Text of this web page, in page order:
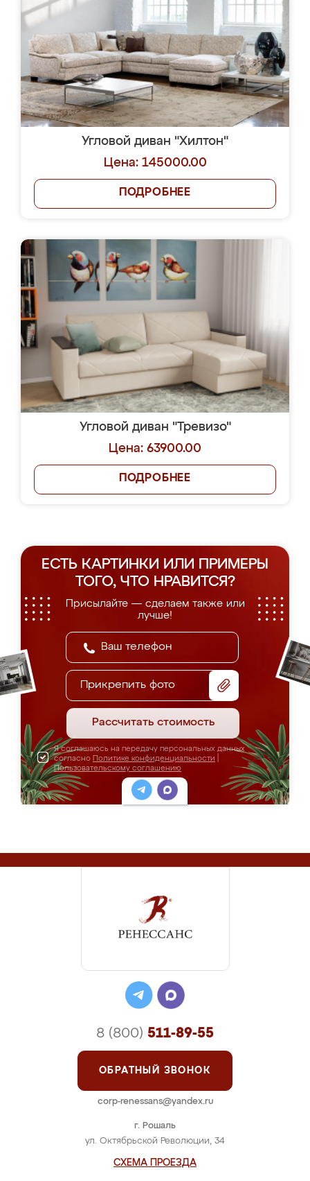
Угловой диван "Хилтон"
Цена: 145000.00
ПОДРОБНЕЕ
Угловой диван "Тревизо"
Цена: 63900.00
ПОДРОБНЕЕ
ЕСТЬ КАРТИНКИ ИЛИ ПРИМЕРЫ
ТОГО, ЧТО НРАВИТСЯ?
Присылайте — сделаем также или
лучше!
Прикрепить фото
Рассчитать стоимость
Я соглашаюсь на передачу персональных данных
согласно Политике конфиденциальности
Пользовательскому соглашению
г. Рошаль
ул. Октябрьской Революции, 34
СХЕМА ПРОЕЗДА
8 (800) 511-89-55
ОБРАТНЫЙ ЗВОНОК
corp-renessans@yandex.ru